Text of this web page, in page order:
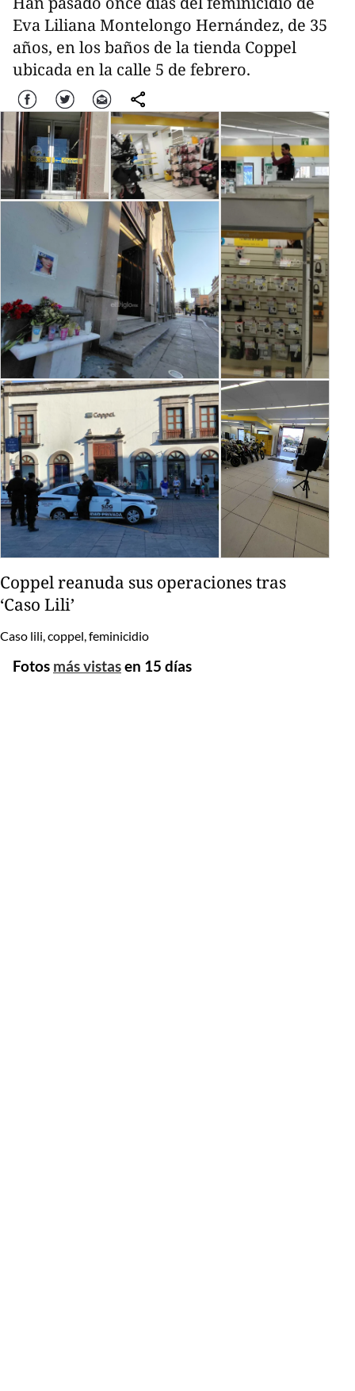
Eva Liliana Montelongo Hernández, de 35
años, en los baños de la tienda Coppel
ubicada en la calle 5 de febrero.
Facebook Twitter Correo comparte
Coppel reanuda sus operaciones tras
‘Caso Lili’
Caso lili, coppel, feminicidio
Fotos más vistasen 15 días